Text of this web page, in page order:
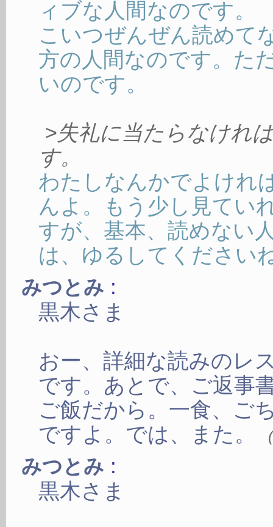
ィブな人間なのです。
こいつぜんぜん読めて
方の人間なのです。た
いのです。
>失礼に当たらなけれ
す。
わたしなんかでよけれ
んよ。もう少し見てい
すが、基本、読めない
は、ゆるしてください
みつとみ :
黒木さま
おー、詳細な読みのレ
です。あとで、ご返事
ご飯だから。一食、ご
ですよ。では、また。
(
みつとみ :
黒木さま